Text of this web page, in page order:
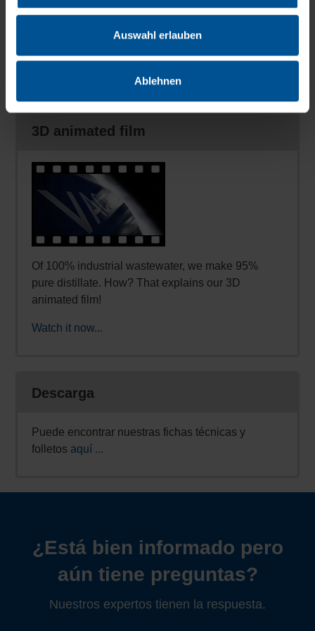
Auswahl erlauben
Ablehnen
Novedades
3D animated film
Of 100% industrial wastewater, we make 95%
pure distillate. How? That explains our 3D
animated film!
Watch it now...
Descarga
Puede encontrar nuestras fichas técnicas y
folletos aquí ...
¿Está bien informado pero
aún tiene preguntas?
Nuestros expertos tienen la respuesta.